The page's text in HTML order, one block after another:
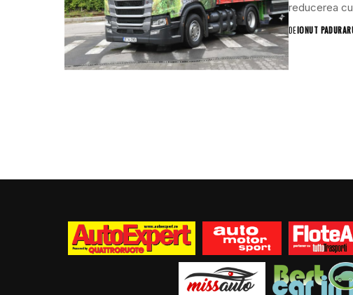
reducerea
DEIONUT